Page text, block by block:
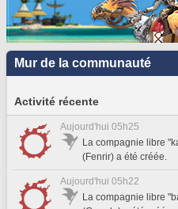
Mur de la communauté
Activité récente
Aujourd'hui 05h25
La compagnie libre
(Fenrir) a été créée.
Aujourd'hui 05h22
La compagnie libre